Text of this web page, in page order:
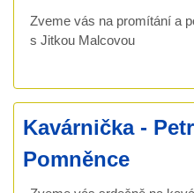
Zveme vás na promítání a
s Jitkou Malcovou
Kavárnička -
Pomněnce